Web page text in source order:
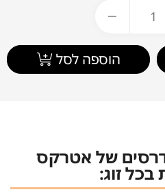
הוספה לסל
של אטרקס
בכל זוג: